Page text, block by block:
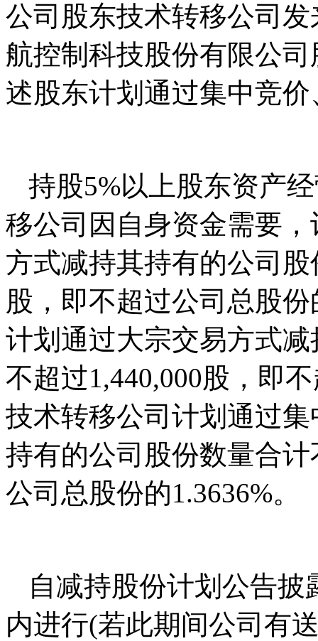
公司股东技术转移公司
航控制科技股份有限公
述股东计划通过集中竞
持股5%以上股东资产
移公司因自身资金需要
方式减持其持有的公司
股，即不超过公司总股
计划通过大宗交易方式
不超过1,440,000股，即
技术转移公司计划通过
持有的公司股份数量合
公司总股份的1.3636%。
自减持股份计划公告披
内进行(若此期间公司有